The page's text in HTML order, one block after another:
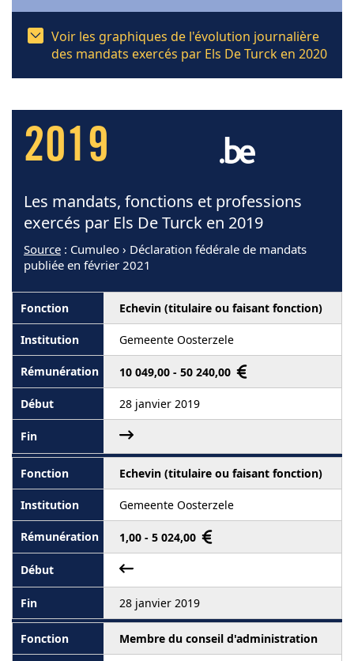
Voir les graphiques de l'évolution journalière
des mandats exercés par Els De Turck en 2020
2019
Les mandats, fonctions et professions
exercés par Els De Turck en 2019
Source : Cumuleo › Déclaration fédérale de mandats
publiée en février 2021
Echevin (titulaire ou faisant fonction)
Gemeente Oosterzele
10 049,00 - 50 240,00
28 janvier 2019
Echevin (titulaire ou faisant fonction)
Gemeente Oosterzele
1,00 - 5 024,00
28 janvier 2019
Membre du conseil d'administration